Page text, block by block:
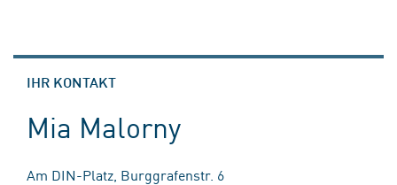
IHR KONTAKT
Mia Malorny
Am DIN-Platz, Burggrafenstr. 6